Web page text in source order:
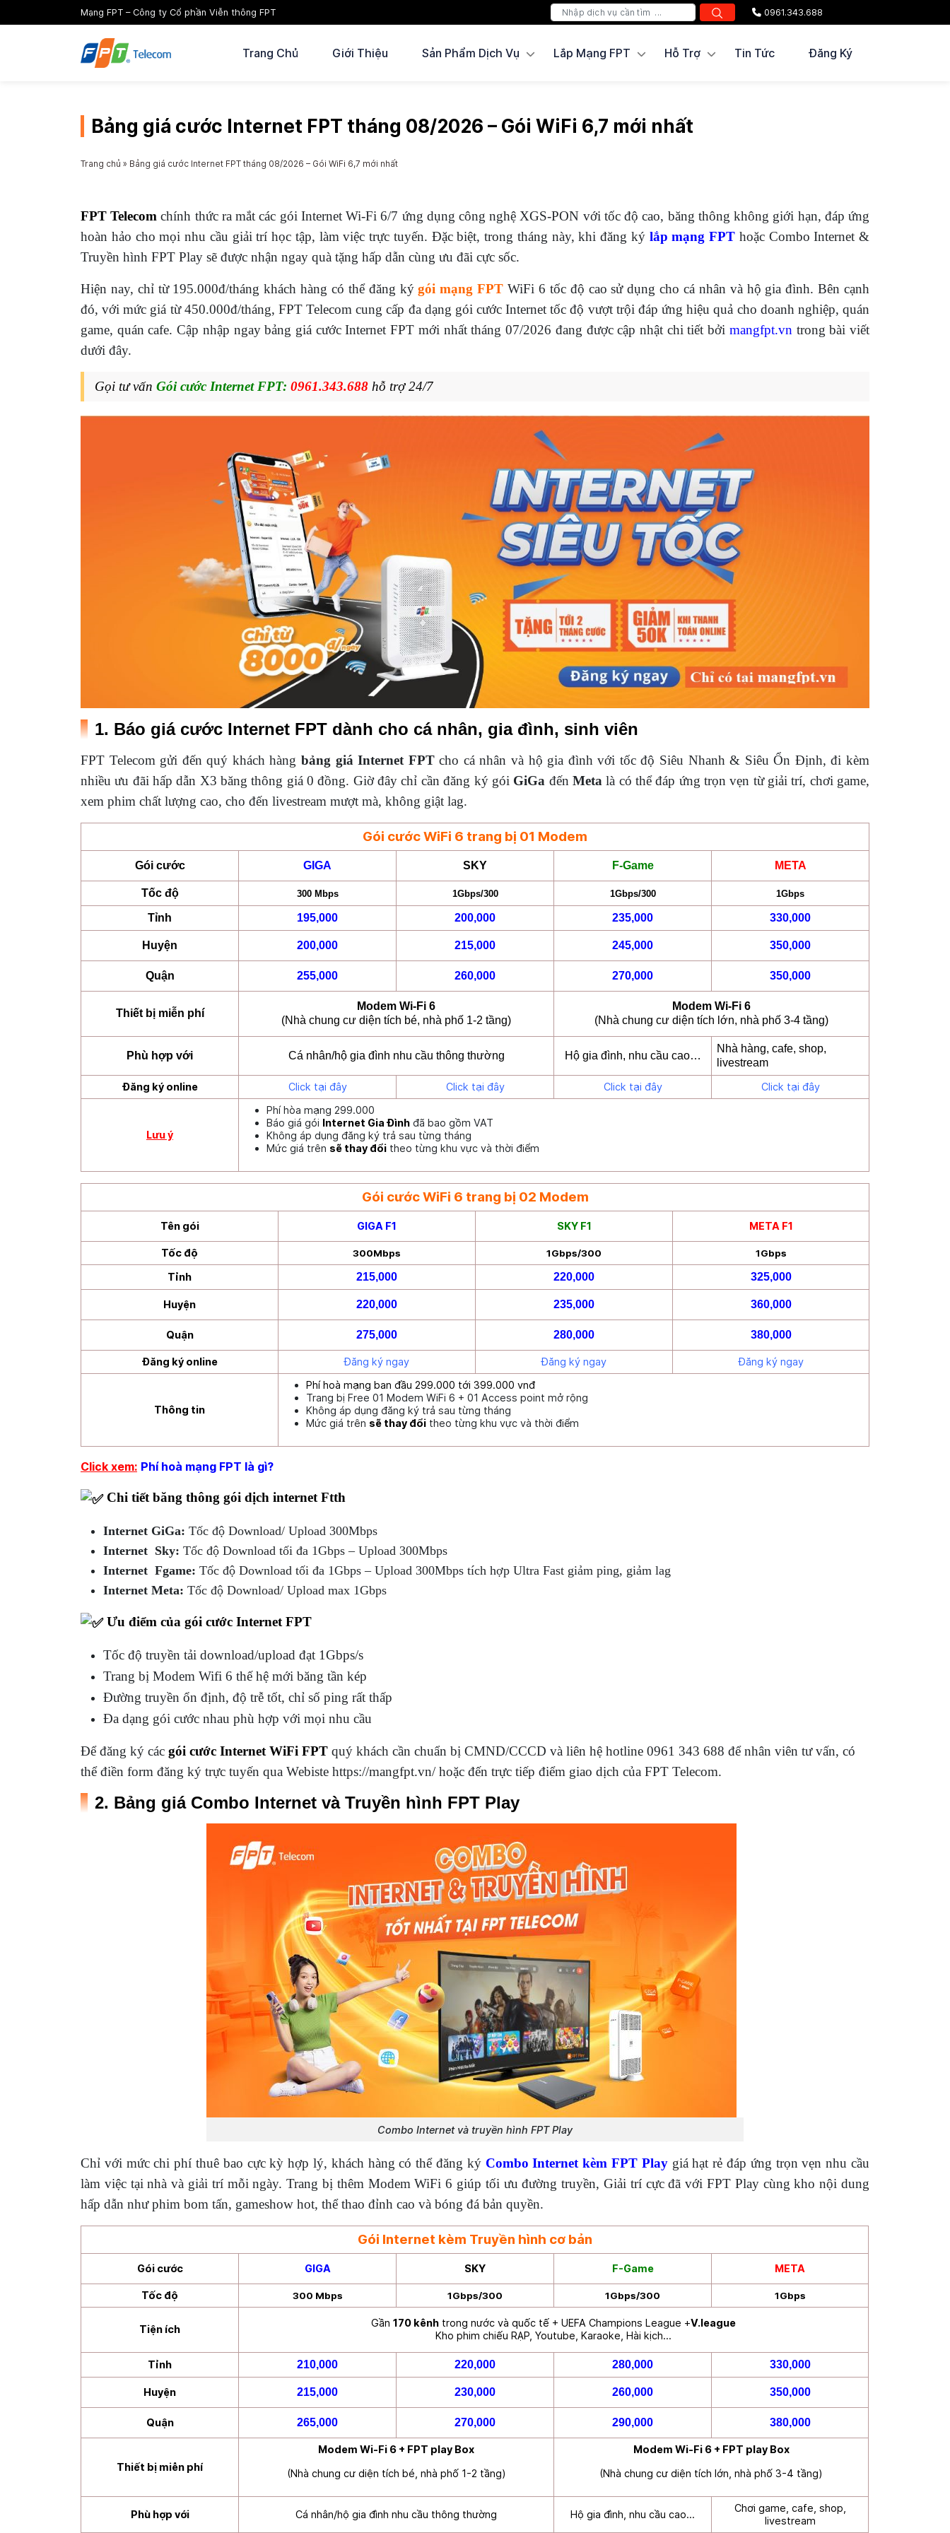
Mạng FPT – Công ty Cổ phần Viễn thông FPT 0961.343.688
Trang Chủ Giới Thiệu Sản Phẩm Dịch Vụ Lắp Mạng FPT Hỗ Trợ Tin Tức Đăng Ký
Bảng giá cước Internet FPT tháng 08/2026 – Gói WiFi 6,7 mới nhất
Trang chủ » Bảng giá cước Internet FPT tháng 08/2026 – Gói WiFi 6,7 mới nhất
FPT Telecom chính thức ra mắt các gói Internet Wi-Fi 6/7 ứng dụng công nghệ XGS-PON với tốc độ cao, băng thông không giới hạn, đáp ứng
hoàn hảo cho mọi nhu cầu giải trí học tập, làm việc trực tuyến. Đặc biệt, trong tháng này, khi đăng ký lắp mạng FPT hoặc Combo Internet &
Truyền hình FPT Play sẽ được nhận ngay quà tặng hấp dẫn cùng ưu đãi cực sốc.
Hiện nay, chỉ từ 195.000đ/tháng khách hàng có thể đăng kýgói mạng FPT WiFi 6 tốc độ cao sử dụng cho cá nhân và hộ gia đình. Bên cạnh
đó, với mức giá từ 450.000đ/tháng, FPT Telecom cung cấp đa dạng gói cước Internet tốc độ vượt trội đáp ứng hiệu quả cho doanh nghiệp, quán
game, quán cafe. Cập nhập ngay bảng giá cước Internet FPT mới nhất tháng07/2026 đang được cập nhật chi tiết bởi mangfpt.vn trong bài viết
dưới đây.
Gọi tư vấn Gói cước Internet FPT: 0961.343.688 hỗ trợ 24/7
1. Báo giá cước Internet FPT dành cho cá nhân, gia đình, sinh viên
FPT Telecom gửi đến quý khách hàng bảng giá Internet FPTcho cá nhân và hộ gia đình với tốc độ Siêu Nhanh & Siêu Ổn Định, đi kèm
nhiều ưu đãi hấp dẫn X3 băng thông giá 0 đồng. Giờ đây chỉ cần đăng ký gói GiGa đến Metalà có thể đáp ứng trọn vẹn từ giải trí, chơi game,
xem phim chất lượng cao, cho đến livestream mượt mà, không giật lag.
Gói cước WiFi 6 trang bị 01 Modem
Gói cước GIGA SKY F-Game META
Tốc độ 300 Mbps 1Gbps/300 1Gbps/300 1Gbps
Tỉnh 195,000 200,000 235,000 330,000
Huyện 200,000 215,000 245,000 350,000
Quận 255,000 260,000 270,000 350,000
Thiết bị miễn phí
Modem Wi-Fi 6
(Nhà chung cư diện tích bé, nhà phố 1-2 tầng)
Modem Wi-Fi 6
(Nhà chung cư diện tích lớn, nhà phố 3-4 tầng)
Phù hợp với Cá nhân/hộ gia đình nhu cầu thông thường Hộ gia đình, nhu cầu cao…
Nhà hàng, cafe, shop,
livestream
Đăng ký online
Click tại đây Click tại đây Click tại đây Click tại đây
Lưu ý
Phí hòa mạng 299.000
Báo giá gói Internet Gia Đình đã bao gồm VAT
Không áp dụng đăng ký trả sau từng tháng
Mức giá trên sẽ thay đổi theo từng khu vực và thời điểm
Gói cước WiFi 6 trang bị 02 Modem
Tên gói GIGA F1 SKY F1 META F1
Tốc độ 300Mbps 1Gbps/300 1Gbps
Tỉnh 215,000 220,000 325,000
Huyện 220,000 235,000 360,000
Quận 275,000 280,000 380,000
Đăng ký online Đăng ký ngay Đăng ký ngay Đăng ký ngay
Thông tin
Phí hoà mạng ban đầu 299.000 tới 399.000 vnđ
Trang bị Free 01 Modem WiFi 6 + 01 Access point mở rộng
Không áp dụng đăng ký trả sau từng tháng
Mức giá trên sẽ thay đổi theo từng khu vực và thời điểm
Click xem: Phí hoà mạng FPT là gì?
Chi tiết băng thông gói dịch internet Ftth
Internet GiGa: Tốc độ Download/ Upload 300Mbps
Internet Sky: Tốc độ Download tối đa 1Gbps – Upload 300Mbps
Internet Fgame: Tốc độ Download tối đa 1Gbps – Upload 300Mbps tích hợp Ultra Fast giảm ping, giảm lag
Internet Meta: Tốc độ Download/ Upload max 1Gbps
Ưu điểm của gói cước Internet FPT
Tốc độ truyền tải download/upload đạt 1Gbps/s
Trang bị Modem Wifi 6 thế hệ mới băng tần kép
Đường truyền ổn định, độ trễ tốt, chỉ số ping rất thấp
Đa dạng gói cước nhau phù hợp với mọi nhu cầu
Để đăng ký các gói cước Internet WiFi FPT quý khách cần chuẩn bị CMND/CCCD và liên hệ hotline 0961 343 688 để nhân viên tư vấn, có
thể điền form đăng ký trực tuyến qua Webiste https://mangfpt.vn/ hoặc đến trực tiếp điểm giao dịch của FPT Telecom.
2. Bảng giá Combo Internet và Truyền hình FPT Play
Combo Internet và truyền hình FPT Play
Chỉ với mức chi phí thuê bao cực kỳ hợp lý, khách hàng có thể đăng ký Combo Internet kèm FPT Playgiá hạt rẻ đáp ứng trọn vẹn nhu cầu
làm việc tại nhà và giải trí mỗi ngày. Trang bị thêm Modem WiFi 6 giúp tối ưu đường truyền, Giải trí cực đã với FPT Play cùng kho nội dung
hấp dẫn như phim bom tấn, gameshow hot, thể thao đỉnh cao và bóng đá bản quyền.
Gói Internet kèm Truyền hình cơ bản
Gói cước GIGA SKY F-Game META
Tốc độ 300 Mbps 1Gbps/300 1Gbps/300 1Gbps
Tiện ích
Gần 170 kênh trong nước và quốc tế + UEFA Champions League +V.league
Kho phim chiếu RẠP, Youtube, Karaoke, Hài kịch…
Tỉnh 210,000 220,000 280,000 330,000
Huyện 215,000 230,000 260,000 350,000
Quận 265,000 270,000 290,000 380,000
Thiết bị miễn phí
Modem Wi-Fi 6 + FPT play Box
(Nhà chung cư diện tích bé, nhà phố 1-2 tầng)
Modem Wi-Fi 6 + FPT play Box
(Nhà chung cư diện tích lớn, nhà phố 3-4 tầng)
Phù hợp với Cá nhân/hộ gia đình nhu cầu thông thường Hộ gia đình, nhu cầu cao…
Chơi game, cafe, shop,
livestream